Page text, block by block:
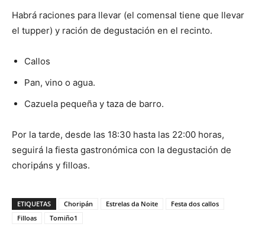
Habrá raciones para llevar (el comensal tiene que llevar
el tupper) y ración de degustación en el recinto.
Callos
Pan, vino o agua.
Cazuela pequeña y taza de barro.
Por la tarde, desde las 18:30 hasta las 22:00 horas,
seguirá la fiesta gastronómica con la degustación de
choripáns y filloas.
ETIQUETAS Choripán Estrelas da Noite
Festa dos callos
Filloas
Tomiño1